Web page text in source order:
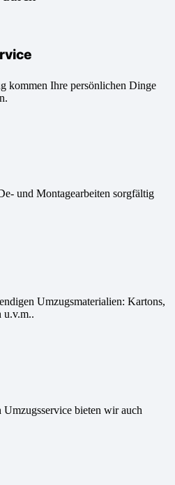
kommen Ihre persönlichen Dinge
und Montagearbeiten sorgfältig
Umzugsmaterialien: Kartons,
u.v.m..
Umzugsservice bieten wir auch